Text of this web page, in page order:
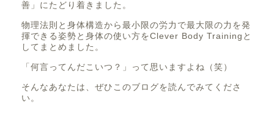
善」にたどり着きました。
物理法則と身体構造から最小限の労力で最大限の力を発
揮できる姿勢と身体の使い方をClever Body Trainingと
してまとめました。
「何言ってんだこいつ？」って思いますよね（笑）
そんなあなたは、ぜひこのブログを読んでみてくださ
い。